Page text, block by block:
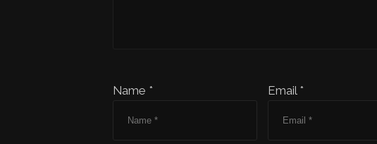
Name * Email *